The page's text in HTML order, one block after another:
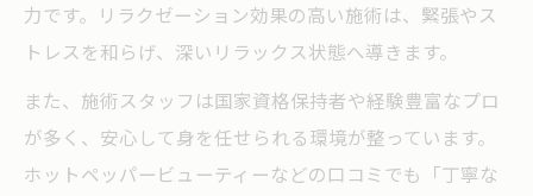
力です。リラクゼーション効果の高い施術は、緊張やス
トレスを和らげ、深いリラックス状態へ導きます。
また、施術スタッフは国家資格保持者や経験豊富なプロ
が多く、安心して身を任せられる環境が整っています。
ホットペッパービューティーなどの口コミでも「丁寧な